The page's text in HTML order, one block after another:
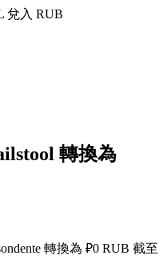
兌入 RUB
轉換為
轉換為 ₽0 RUB 截至